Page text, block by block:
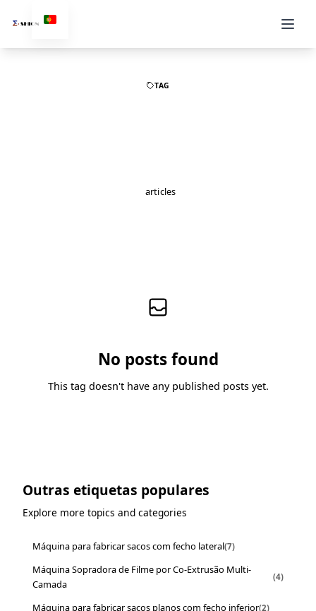
TAG
articles
No posts found
This tag doesn't have any published posts yet.
Outras etiquetas populares
Explore more topics and categories
Máquina para fabricar sacos com fecho lateral(7)
Máquina Sopradora de Filme por Co-Extrusão Multi-
Camada
(4)
Máquina para fabricar sacos planos com fecho inferior(2)